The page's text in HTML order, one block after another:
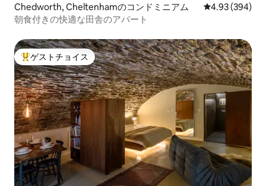
Chedworth, Cheltenhamのコンドミニアム レビュー394
4.93 (394)
朝食付きの快適な田舎のアパート
大好評のゲストチョイスです。
ゲストチョイス